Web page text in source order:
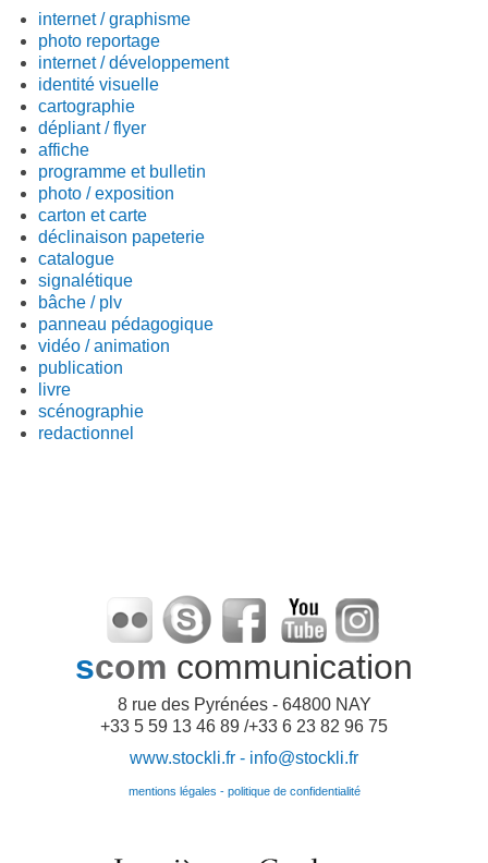
internet / graphisme
photo reportage
internet / développement
identité visuelle
cartographie
dépliant / flyer
affiche
programme et bulletin
photo / exposition
carton et carte
déclinaison papeterie
catalogue
signalétique
bâche / plv
panneau pédagogique
vidéo / animation
publication
livre
scénographie
redactionnel
scom communication
8 rue des Pyrénées - 64800 NAY
+33 5 59 13 46 89 /+33 6 23 82 96 75
www.stockli.fr - info@stockli.fr
mentions légales - politique de confidentialité